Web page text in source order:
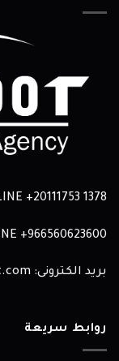
+20111753 1378
966560623600+
بريد الكترونى: Sales @ xeroot.com
روابط سريعة